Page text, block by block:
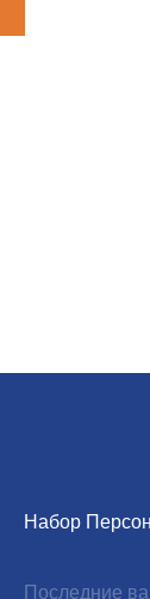
Набор
Последние